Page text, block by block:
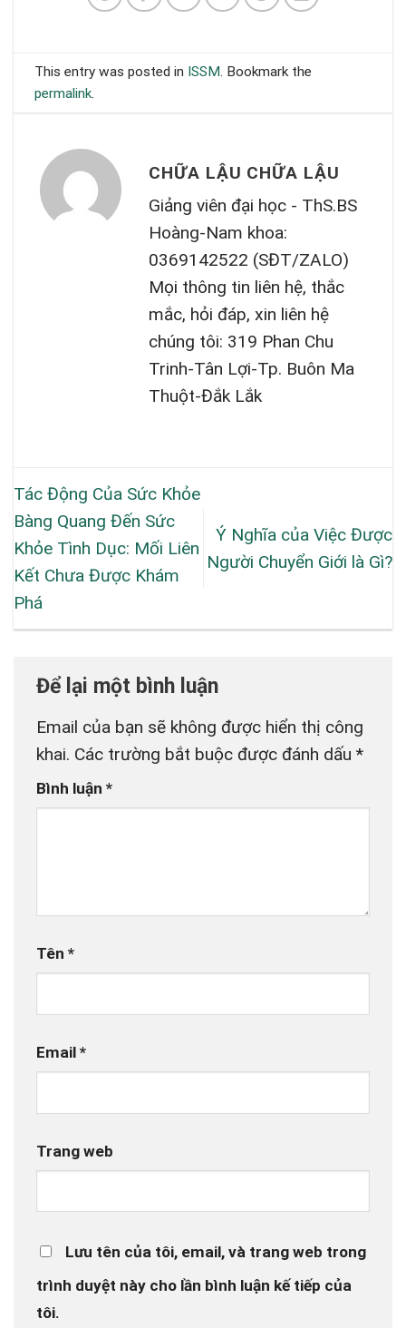
This entry was posted in ISSM . Bookmark the
permalink
CHỮA LẬU CHỮA LẬU
Giảng viên đại học - ThS.BS
Hoàng-Nam khoa:
0369142522 (SĐT/ZALO)
Mọi thông tin liên hệ, thắc
mắc, hỏi đáp, xin liên hệ
chúng tôi: 319 Phan Chu
Trinh-Tân Lợi-Tp. Buôn Ma
Thuột-Đắk Lắk
Tác Động Của Sức Khỏe
Bàng Quang Đến Sức
Khỏe Tình Dục: Mối Liên
Kết Chưa Được Khám
Phá
Ý Nghĩa của Việc Được
Người Chuyển Giới là Gì?
Để lại một bình luận
Email của bạn sẽ không được hiển thị công
khai. Các trường bắt buộc được đánh dấu *
Bình luận *
Tên *
Email *
Trang web
Lưu tên của tôi, email, và trang web trong
trình duyệt này cho lần bình luận kế tiếp của
tôi.